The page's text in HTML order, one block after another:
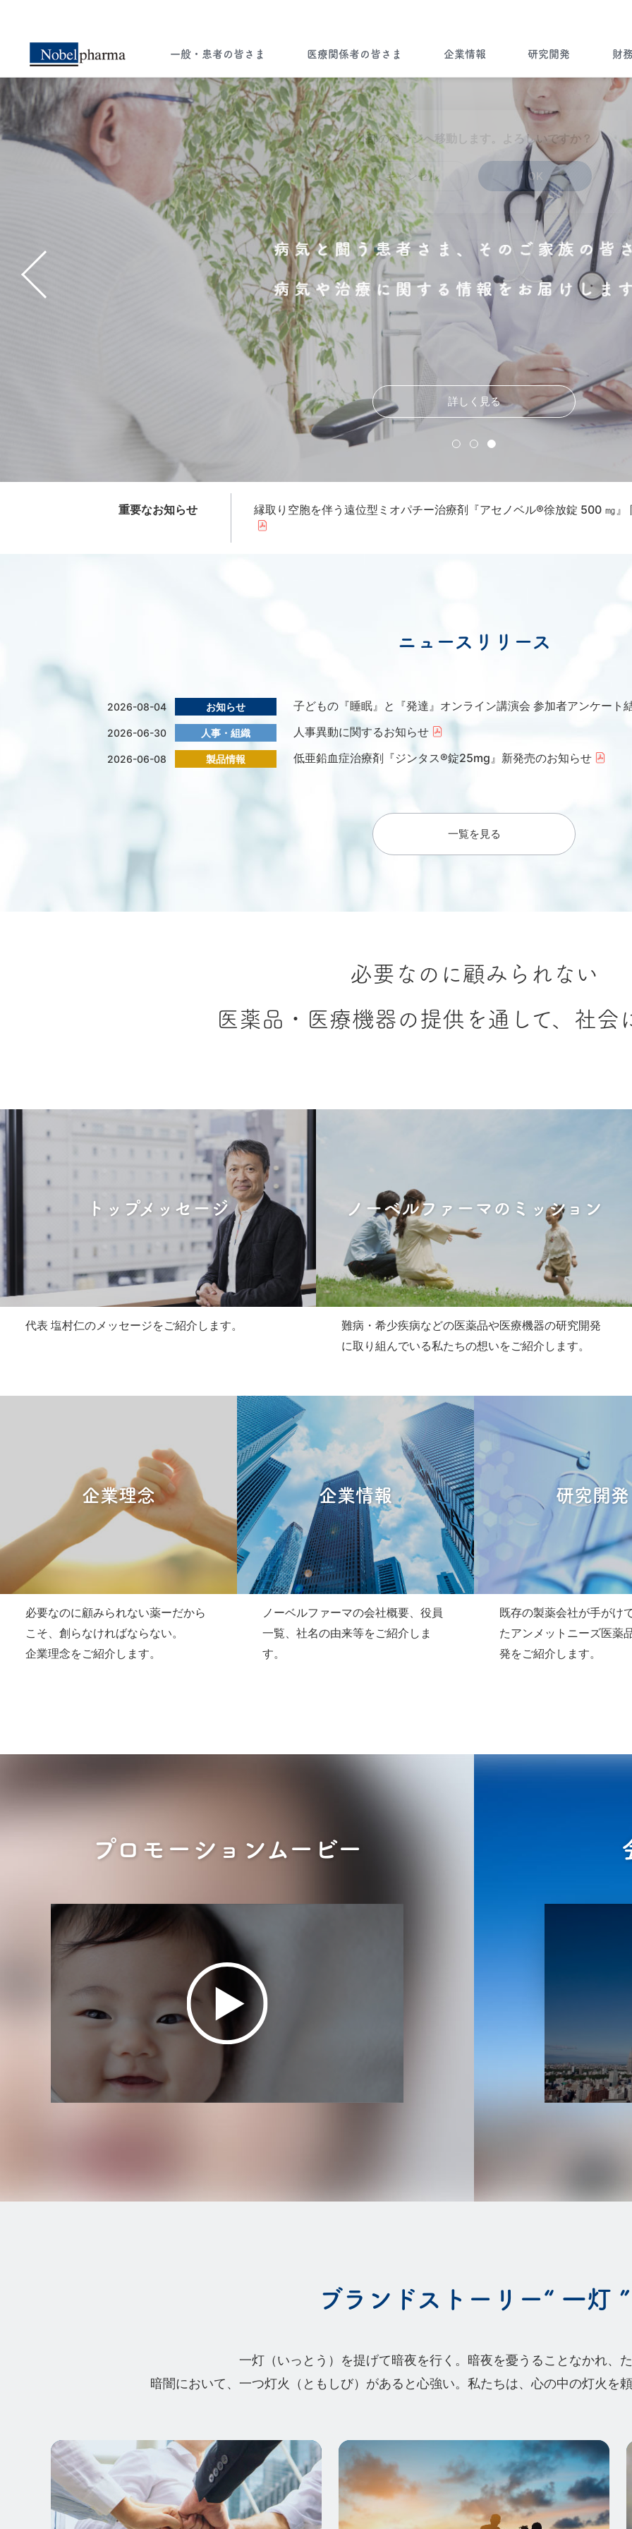
外部のページへ移動します。よろしいですか？
キャンセル OK
一般・患者の皆さま
一般・患者の皆さま
ー知ることは希望への選択肢ー
ペイシェント・セントリシティ（患者さん
中心の医療）実現のため 病気に関する
様々な情報をお届けします
ノーベルファーマの製品をご使用
の患者さま・もしくはご家族の皆
さま
医療関係者の皆さま
医療関係者の皆さま
製品について
企業情報
企業情報トップ
ノーベルファーマとは
会社情報
研究開発
ノーベルファーマの研究開発
製品ラインナップ
財
財務ハイライト
ブランドストーリー
”一灯”トップ
Brand Story
海外展開
Story of Overseas
詳しく見る
重要なお知らせ 縁取り空胞を伴う遠位型ミオパチー治療剤『アセノベル®徐放錠 500 ㎎』
ニュースリリース
2026-08-04 お知らせ 子どもの『睡眠』と『発達』オンライン講演会 参加者アンケート
2026-06-30 人事・組織 人事異動に関するお知らせ
2026-06-08 製品情報 低亜鉛血症治療剤『ジンタス®錠25mg』新発売のお知らせ
一覧を見る
必要なのに顧みられない
医薬品・医療機器の提供を通して、 社会
トップメッセージ
代表 塩村仁のメッセージをご紹介します。
ノーベルファーマの ミッション
難病・希少疾病などの医薬品や医療機器の研究開発
に取り組んでいる私たちの想いをご紹介します。
企業理念
必要なのに顧みられない薬ーだから
こそ、創らなければならない。
企業理念をご紹介します。
企業情報
ノーベルファーマの会社概要、役員
一覧、社名の由来等をご紹介しま
す。
研究開発
既存の製薬会社が手がけ
たアンメットニーズ医薬
発をご紹介します。
プロモーションムービー
ブランドストーリー“ 一灯 ”
一灯（いっとう）を提げて暗夜を行く。 暗夜を憂うることなかれ、
暗闇において、一つ灯火（ともしび）があると心強い。 私たちは、心の中の灯火を